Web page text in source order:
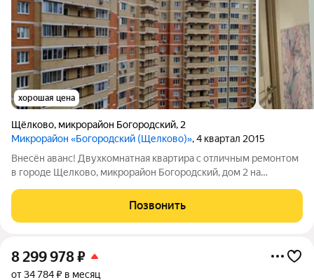
хорошая цена
Щёлково, микрорайон Богородский, 2
Микрорайон «Богородский (Щелково)», 4 квартал 2015
Внесён аванс! Двухкомнатная квартира с отличным ремонтом
в городе Щелково, микрорайон Богородский, дом 2 на
воплощенного в современном пространстве. Здесь каждую
деталь продумана. Светлая и
Позвонить
8 299 978₽
от 34 784 ₽ в месяц